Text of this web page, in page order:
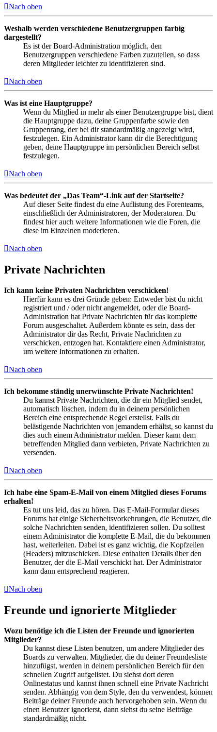
Nach oben
Weshalb werden verschiedene Benutzergruppen farbig
dargestellt?
Es ist der Board-Administration möglich, den
Benutzergruppen verschiedene Farben zuzuteilen, so dass
deren Mitglieder leichter zu identifizieren sind.
Nach oben
Was ist eine Hauptgruppe?
Wenn du Mitglied in mehr als einer Benutzergruppe bist, dient
die Hauptgruppe dazu, deine Gruppenfarbe sowie den
Gruppenrang, der bei dir standardmäßig angezeigt wird,
festzulegen. Ein Administrator kann dir die Berechtigung
geben, deine Hauptgruppe im persönlichen Bereich selbst
festzulegen.
Nach oben
Was bedeutet der „Das Team“-Link auf der Startseite?
Auf dieser Seite findest du eine Auflistung des Forenteams,
einschließlich der Administratoren, der Moderatoren. Du
findest hier auch weitere Informationen wie die Foren, die
diese im Einzelnen moderieren.
Nach oben
Private Nachrichten
Ich kann keine Privaten Nachrichten verschicken!
Hierfür kann es drei Gründe geben: Entweder bist du nicht
registriert und / oder nicht angemeldet, oder die Board-
Administration hat Private Nachrichten für das komplette
Forum ausgeschaltet. Außerdem könnte es sein, dass der
Administrator dir das Recht, Private Nachrichten zu
verschicken, entzogen hat. Kontaktiere einen Administrator,
um weitere Informationen zu erhalten.
Nach oben
Ich bekomme ständig unerwünschte Private Nachrichten!
Du kannst Private Nachrichten, die dir ein Mitglied sendet,
automatisch löschen, indem du in deinem persönlichen
Bereich eine entsprechende Regel erstellst. Falls du
belästigende Nachrichten von jemandem erhältst, so kannst du
dies auch einem Administrator melden. Dieser kann dem
betreffenden Mitglied dann verbieten, Private Nachrichten zu
versenden.
Nach oben
Ich habe eine Spam-E-Mail von einem Mitglied dieses Forums
erhalten!
Es tut uns leid, das zu hören. Das E-Mail-Formular dieses
Forums hat einige Sicherheitsvorkehrungen, die Benutzer, die
solche Nachrichten senden, identifizieren sollen. Du solltest
einem Administrator die komplette E-Mail, die du bekommen
hast, weiterleiten. Dabei ist es ganz wichtig, die Kopfzeilen
(Headers) mitzuschicken. Diese enthalten Details über den
Benutzer, der die E-Mail verschickt hat. Der Administrator
kann dann entsprechend reagieren.
Nach oben
Freunde und ignorierte Mitglieder
Wozu benötige ich die Listen der Freunde und ignorierten
Mitglieder?
Du kannst diese Listen benutzen, um andere Mitglieder des
Boards zu verwalten. Mitglieder, die du deiner Freundesliste
hinzufügst, werden in deinem persönlichen Bereich für den
schnellen Zugriff aufgelistet. Du siehst dort deren
Onlinestatus und kannst ihnen schnell eine Private Nachricht
senden. Abhängig von dem Style, den du verwendest, können
Beiträge deiner Freunde auch hervorgehoben sein. Wenn du
einen Benutzer ignorierst, dann siehst du seine Beiträge
standardmäßig nicht.